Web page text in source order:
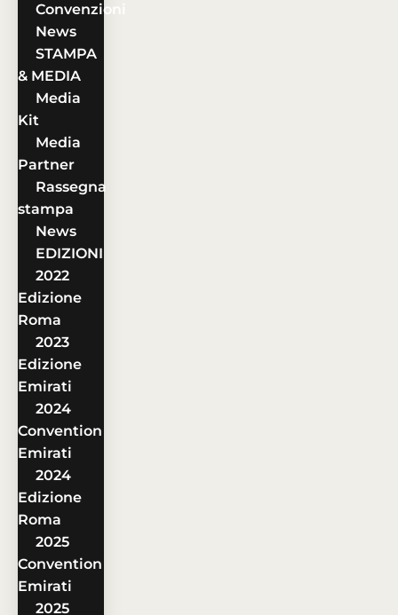
Convenzioni
News
STAMPA
& MEDIA
Media
Kit
Media
Partner
Rassegna
stampa
News
EDIZIONI
2022
Edizione
Roma
2023
Edizione
Emirati
2024
Convention
Emirati
2024
Edizione
Roma
2025
Convention
Emirati
2025